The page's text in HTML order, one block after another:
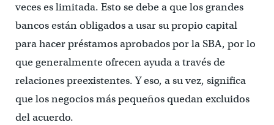
veces es limitada. Esto se debe a que los grandes
bancos están obligados a usar su propio capital
para hacer préstamos aprobados por la SBA, por lo
que generalmente ofrecen ayuda a través de
relaciones preexistentes. Y eso, a su vez, significa
que los negocios más pequeños quedan excluidos
del acuerdo.